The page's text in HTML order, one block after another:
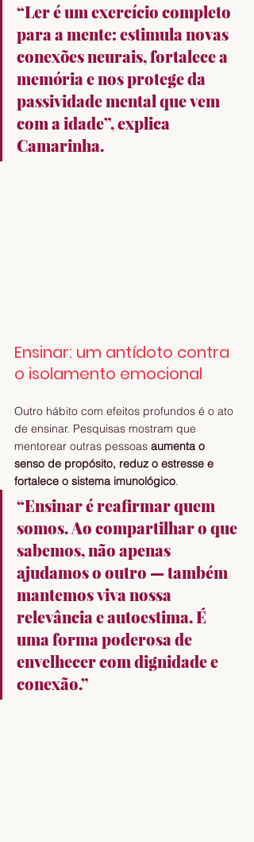
“Ler é um exercício completo
para a mente: estimula novas
conexões neurais, fortalece a
memória e nos protege da
passividade mental que vem
com a idade”, explica
Camarinha.
Ensinar: um antídoto contra
o isolamento emocional
Outro hábito com efeitos profundos é o ato
de ensinar. Pesquisas mostram que
mentorear outras pessoas aumenta o
senso de propósito, reduz o estresse e
fortalece o sistema imunológico.
“Ensinar é reafirmar quem
somos. Ao compartilhar o que
sabemos, não apenas
ajudamos o outro — também
mantemos viva nossa
relevância e autoestima. É
uma forma poderosa de
envelhecer com dignidade e
conexão.”